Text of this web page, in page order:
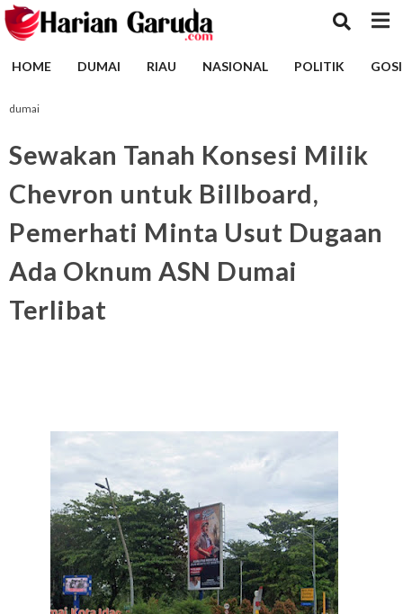
HOME DUMAI RIAU NASIONAL POLITIK
dumai
Sewakan Tanah Konsesi Milik
Chevron untuk Billboard,
Pemerhati Minta Usut Dugaan
Ada Oknum ASN Dumai
Terlibat